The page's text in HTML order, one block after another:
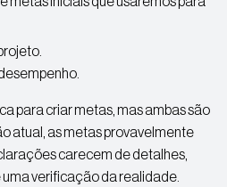
para criar metas, mas ambas são
atual, as metas provavelmente
carecem de detalhes,
verificação da realidade.